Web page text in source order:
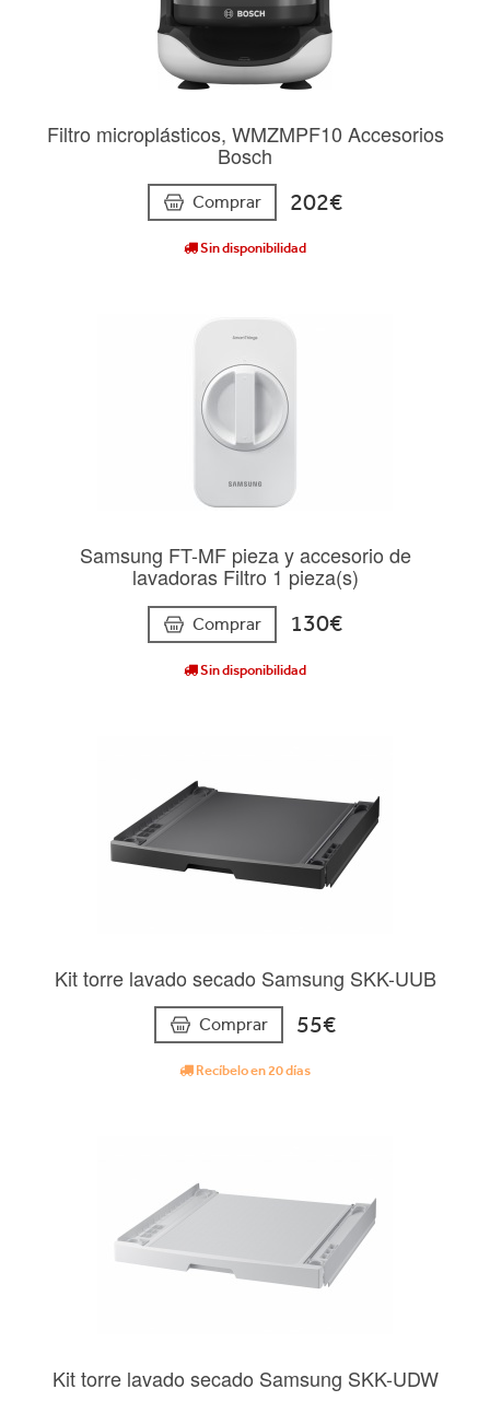
Filtro microplásticos, WMZMPF10 Accesorios
Bosch
Comprar 202€
Sin disponibilidad
Samsung FT-MF pieza y accesorio de
lavadoras Filtro 1 pieza(s)
Comprar 130€
Sin disponibilidad
Kit torre lavado secado Samsung SKK-UUB
Comprar 55€
Recíbelo en 20 días
Kit torre lavado secado Samsung SKK-UDW